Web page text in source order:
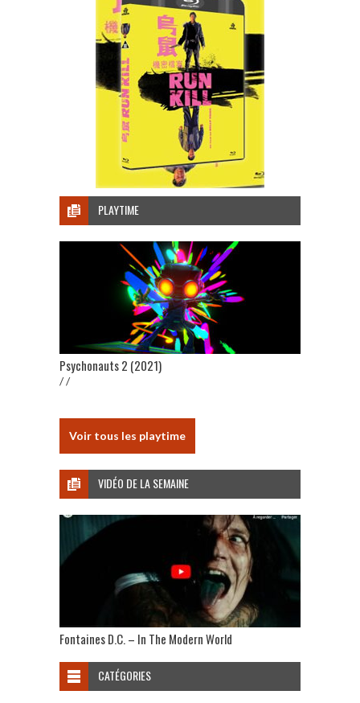
PLAYTIME
Psychonauts 2 (2021)
/ /
Voir tous les playtime
VIDÉO DE LA SEMAINE
Fontaines D.C. – In The Modern World
CATÉGORIES